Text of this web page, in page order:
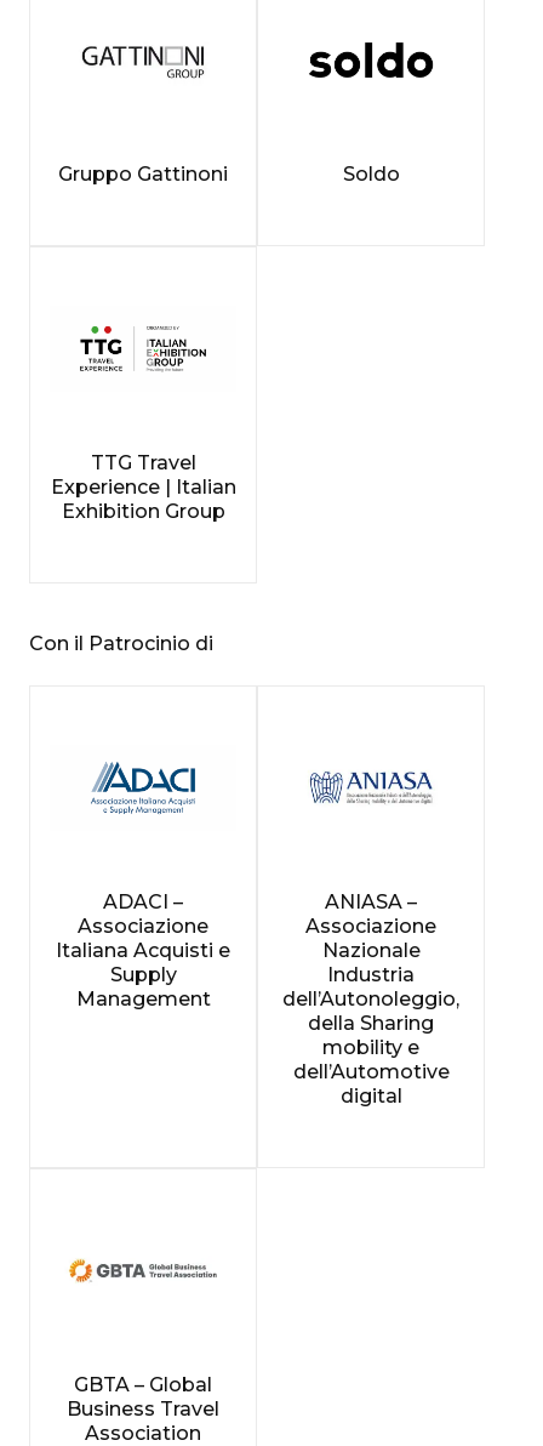
Gruppo Gattinoni Soldo
TTG Travel
Experience | Italian
Exhibition Group
Con il Patrocinio di
ADACI –
Associazione
Italiana Acquisti e
Supply
Management
ANIASA –
Associazione
Nazionale
Industria
dell’Autonoleggio,
della Sharing
mobility e
dell’Automotive
digital
GBTA – Global
Business Travel
Association